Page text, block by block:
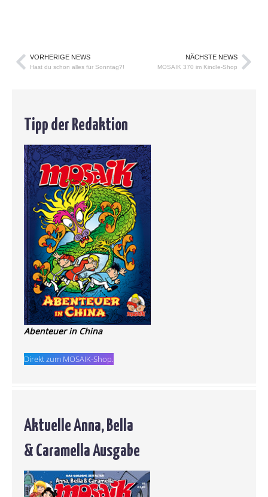
VORHERIGE NEWS
Hast du schon alles für Sonntag?!
NÄCHSTE NEWS
MOSAIK 370 im Kindle-Shop
Tipp der Redaktion
Abenteuer in China
Direkt zum MOSAIK-Shop.
Aktuelle Anna, Bella
& Caramella Ausgabe